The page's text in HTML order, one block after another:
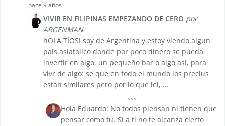
hace 9 años
VIVIR EN FILIPINAS EMPEZANDO DE CERO por
ARGENMAN
hOLA TÍOS! soy de Argentina y estoy viendo algun
pais asiatoiico donde por poco dinero se pueda
invertir en algo. un pequeño bar o algo asi, para
vivr de algo: se que en todo el mundo los precius
estan similares pero por lo que lei, ...
Hola Eduardo: No todos piensan ni tienen que
pensar como tu. Si a ti no te alcanza cierto